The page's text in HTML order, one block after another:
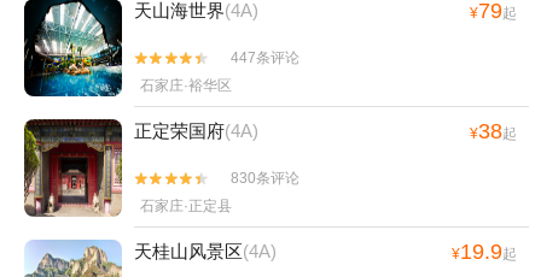
天山海世界(4A) ¥79起


447条评论
石家庄·裕华区
正定荣国府(4A) ¥38起


830条评论
石家庄·正定县
天桂山风景区(4A) ¥19.9起